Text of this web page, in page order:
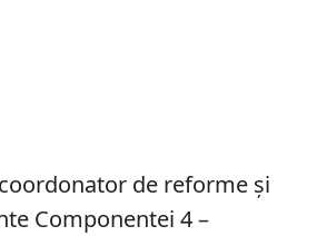
de reforme şi
Componentei 4 –